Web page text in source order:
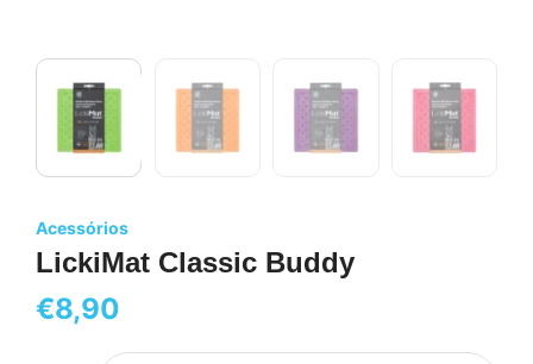
Acessórios
LickiMat Classic Buddy
€8,90